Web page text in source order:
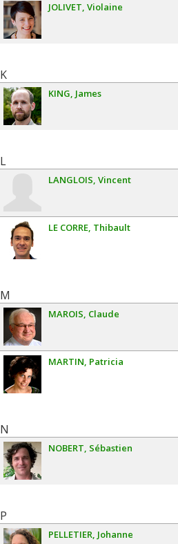
JOLIVET Violaine
K
KING James
L
LANGLOIS Vincent
LE CORRE Thibault
M
MAROIS Claude
MARTIN Patricia
N
NOBERT Sébastien
P
PELLETIER Johanne